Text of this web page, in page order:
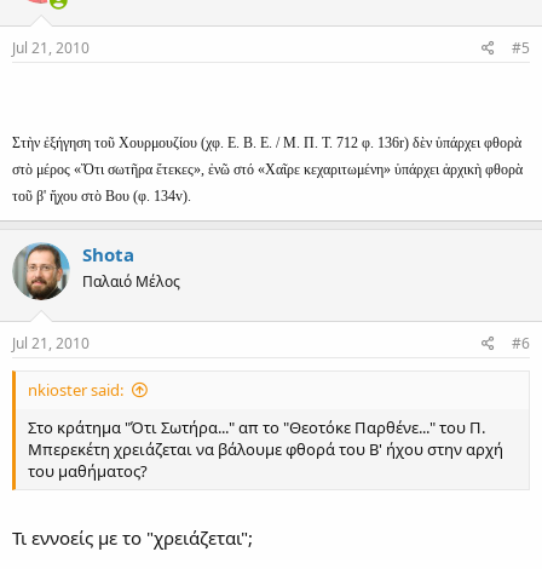
Jul 21, 2010 #5
Στὴν ἐξήγηση τοῦ Χουρμουζίου (χφ. Ε. Β. Ε. / Μ. Π. Τ. 712 φ. 136r) δὲν ὑπάρχει φθορὰ
στὸ μέρος «Ὅτι σωτῆρα ἔτεκες», ἐνῶ στό «Χαῖρε κεχαριτωμένη» ὑπάρχει ἀρχικὴ φθορὰ
τοῦ β' ἤχου στὸ Βου (φ. 134v).
Shota
Παλαιό Μέλος
Jul 21, 2010 #6
nkioster said:
Στο κράτημα "Ότι Σωτήρα..." απ το "Θεοτόκε Παρθένε..." του Π.
Μπερεκέτη χρειάζεται να βάλουμε φθορά του Β' ήχου στην αρχή
του μαθήματος?
Τι εννοείς με το "χρειάζεται";